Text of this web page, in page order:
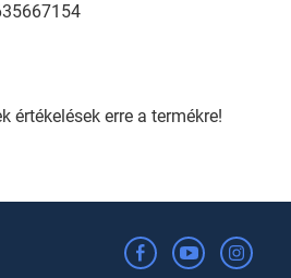
értékelések erre a termékre!